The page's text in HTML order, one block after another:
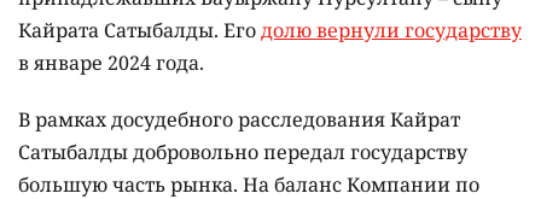
Кайрата Сатыбалды. Егодолю вернули государству
в январе 2024 года.
В рамках досудебного расследования Кайрат
Сатыбалды добровольно передал государству
большую часть рынка. На баланс Компании по